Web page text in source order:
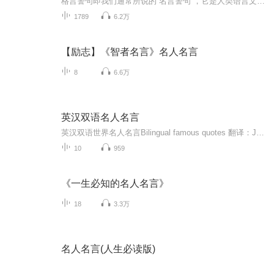
1789 6.2万
【励志】《智者名言》名人名言
8 6.6万
英汉双语名人名言
10 959
《一生必知的名人名言》
18 3.3万
名人名言(人生必读版)